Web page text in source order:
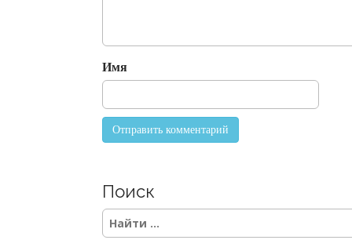
n
Имя
Поиск
S
e